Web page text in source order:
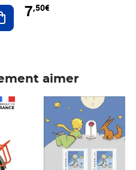
Ajouter au panier
7,50€
aimer
Prix 7,50€